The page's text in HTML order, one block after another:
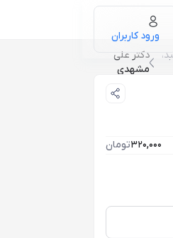
ورود کاربران
دکتر علی
مشهدی
۳۲۰,۰۰۰تومان